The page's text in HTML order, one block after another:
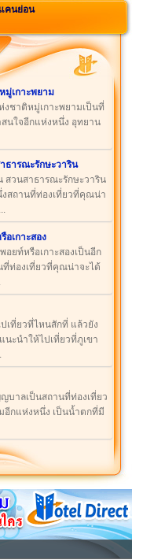
คนย่อน
มู่เกาะพยาม
งชาติหมู่เกาะพยามเป็นที่
สนใจอีกแห่งหนึ่ง อุทยาน
ธารณะรักษะวาริน
สวนสาธารณะรักษะวาริน
งสถานที่ท่องเที่ยวที่คุณน่า
อเกาะสอง
อยท์หรือเกาะสองเป็นอีก
ที่ท่องเที่ยวที่คุณน่าจะได้
เที่ยวที่ไหนสักที่ แล้วยัง
นะนำให้ไปเที่ยวที่ภูเขา
บาลเป็นสถานที่ท่องเที่ยว
อีกแห่งหนึ่ง เป็นน้ำตกที่มี